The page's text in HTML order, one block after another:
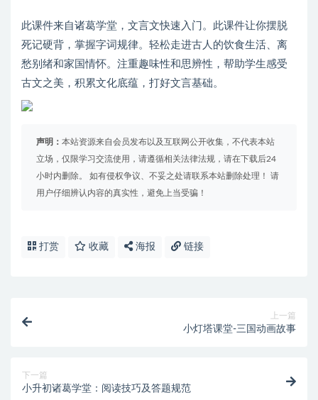
此课件来自诸葛学堂，文言文快速入门。此课件让你摆脱
死记硬背，掌握字词规律。轻松走进古人的饮食生活、离
愁别绪和家国情怀。注重趣味性和思辨性，帮助学生感受
古文之美，积累文化底蕴，打好文言基础。
声明： 本站资源来自会员发布以及互联网公开收集，不代表本站
立场，仅限学习交流使用，请遵循相关法律法规，请在下载后24
小时内删除。 如有侵权争议、不妥之处请联系本站删除处理！ 请
用户仔细辨认内容的真实性，避免上当受骗！
打赏 收藏 海报 链接
上一篇
小灯塔课堂-三国动画故事
下一篇
小升初诸葛学堂：阅读技巧及答题规范